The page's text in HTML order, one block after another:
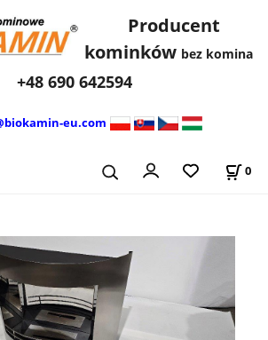
Producent
kominków bez komina
+48 690 642594
eu.com
0